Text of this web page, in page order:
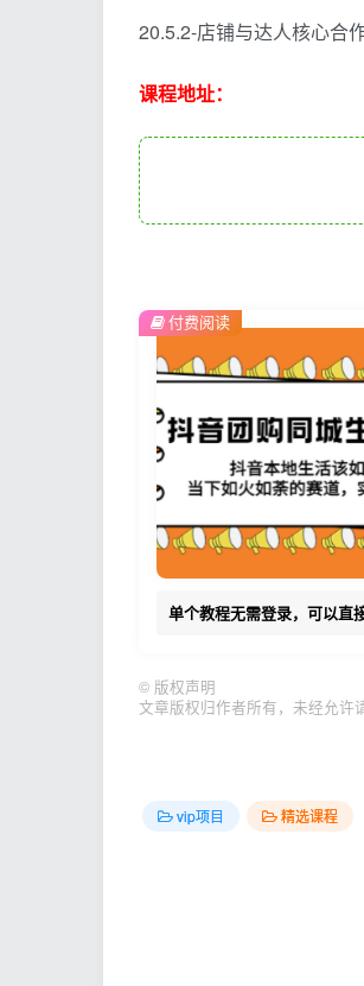
20.5.2-店铺与达人核心合
课程地址：
单个教程无需登录，可以直
付费阅读
© 版权声明
文章版权归作者所有，未经允许
vip项目 精选课程